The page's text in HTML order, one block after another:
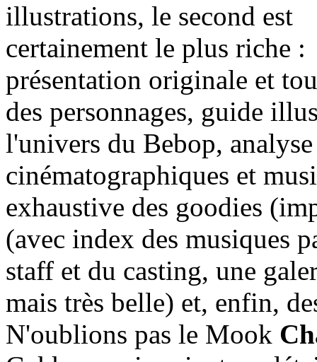
illustrations, le second est
certainement le plus riche :
présentation originale et
des personnages, guide
l'univers du Bebop,
cinématographiques et
exhaustive des goodies
(avec index des musiques
staff et du casting, une
mais très belle) et, enfin,
N'oublions pas le Mook